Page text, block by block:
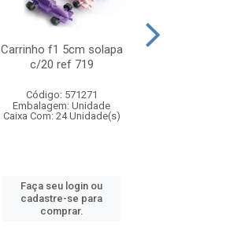
Carrinho f1 5cm solapa
c/20 ref 719
Código: 571271
Embalagem: Unidade
Caixa Com: 24 Unidade(s)
Faça seu login ou
cadastre-se para
comprar.